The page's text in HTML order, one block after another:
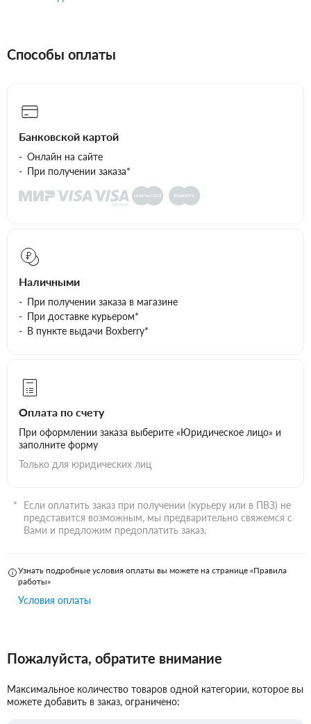
Способы оплаты
Банковской картой
Онлайн на сайте
При получении заказа*
Наличными
При получении заказа в магазине
При доставке курьером*
В пункте выдачи Boxberry*
Оплата по счету
При оформлении заказа выберите «Юридическое лицо» и
заполните форму
Только для юридических лиц
Если оплатить заказ при получении (курьеру или в ПВЗ) не
представится возможным, мы предварительно свяжемся с
Вами и предложим предоплатить заказ.
Узнать подробные условия оплаты вы можете на странице «Правила
работы»
Условия оплаты
Пожалуйста, обратите внимание
Максимальное количество товаров одной категории, которое вы
можете добавить в заказ, ограничено: